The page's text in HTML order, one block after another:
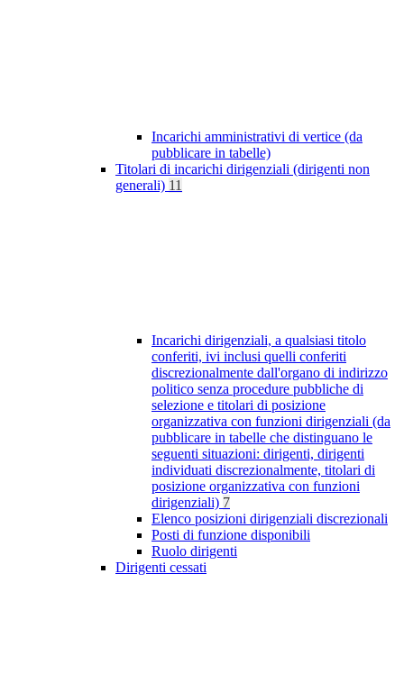
Incarichi amministrativi di vertice (da
pubblicare in tabelle)
Titolari di incarichi dirigenziali (dirigenti non
generali) 11
Incarichi dirigenziali, a qualsiasi titolo
conferiti, ivi inclusi quelli conferiti
discrezionalmente dall'organo di indirizzo
politico senza procedure pubbliche di
selezione e titolari di posizione
organizzativa con funzioni dirigenziali (da
pubblicare in tabelle che distinguano le
seguenti situazioni: dirigenti, dirigenti
individuati discrezionalmente, titolari di
posizione organizzativa con funzioni
dirigenziali) 7
Elenco posizioni dirigenziali discrezionali
Posti di funzione disponibili
Ruolo dirigenti
Dirigenti cessati